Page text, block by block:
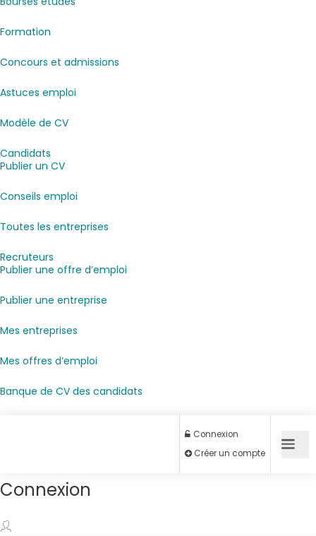
Formation
Concours et admissions
Astuces emploi
Modèle de CV
Candidats
Publier un CV
Conseils emploi
Toutes les entreprises
Recruteurs
Publier une offre d’emploi
Publier une entreprise
Mes entreprises
Mes offres d’emploi
Banque de CV des candidats
Connexion